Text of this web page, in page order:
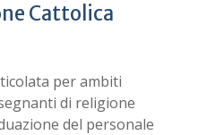
Cattolica
per ambiti
di religione
del personale